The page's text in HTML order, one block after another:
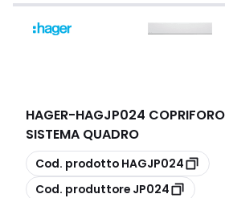
HAGER-HAGJP024
SISTEMA QUADRO
copia
Cod. prodotto HAGJP024
copia
Cod. produttore JP024